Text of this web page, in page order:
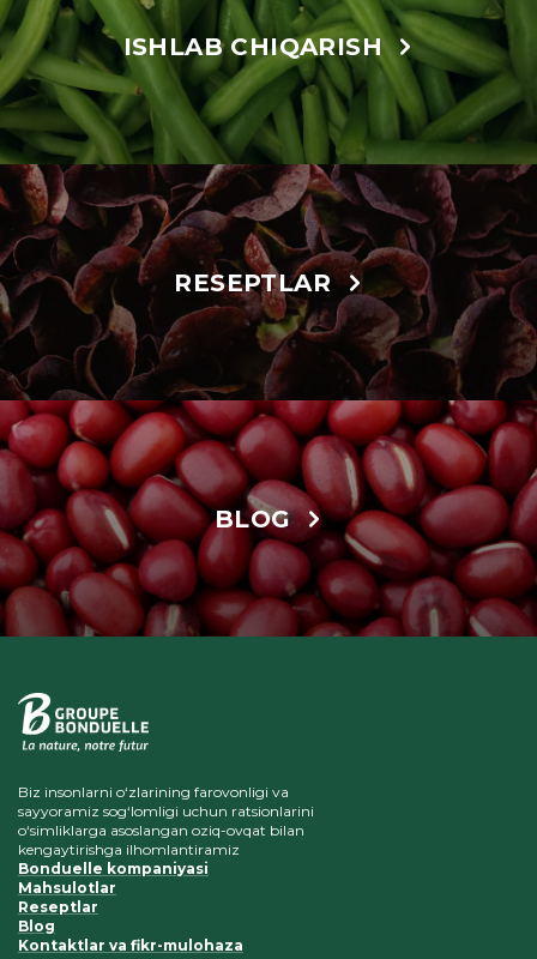
ISHLAB CHIQARISH
RESEPTLAR
BLOG
Biz insonlarni o‘zlarining farovonligi va
sayyoramiz sog‘lomligi uchun ratsionlarini
o‘simliklarga asoslangan oziq-ovqat bilan
kengaytirishga ilhomlantiramiz
Bonduelle kompaniyasi
Mahsulotlar
Reseptlar
Blog
Kontaktlar va fikr-mulohaza